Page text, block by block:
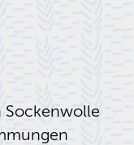
Sockenwolle